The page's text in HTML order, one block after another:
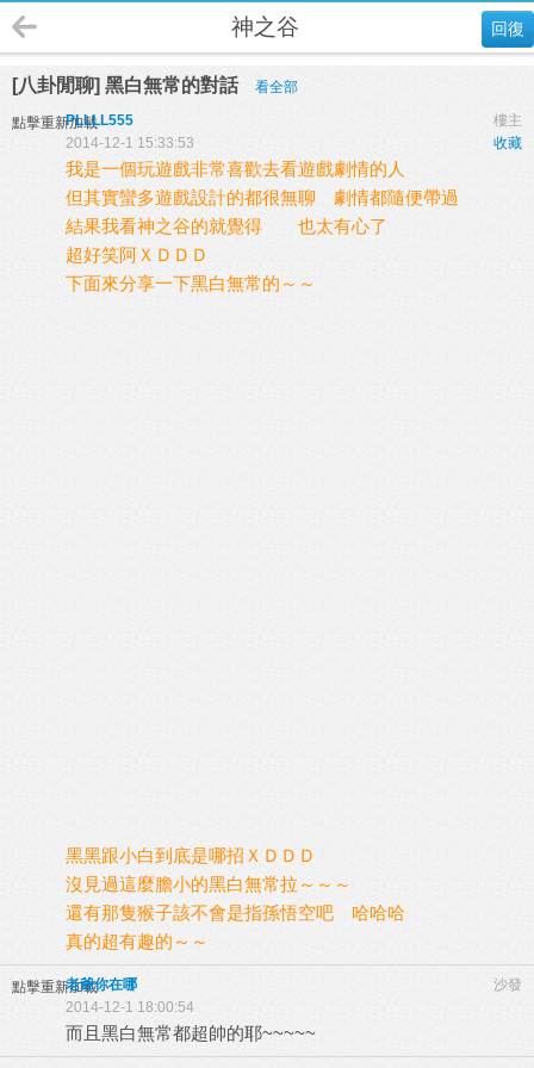
回復
神之谷
[八卦閒聊] 黑白無常的對話 看全部
點擊重新加載 樓主
PLLLL555
收藏
2014-12-1 15:33:53
我是一個玩遊戲非常喜歡去看遊戲劇情的人
但其實蠻多遊戲設計的都很無聊 劇情都隨便帶過
結果我看神之谷的就覺得 也太有心了
超好笑阿ＸＤＤＤ
下面來分享一下黑白無常的～～
黑黑跟小白到底是哪招ＸＤＤＤ
沒見過這麼膽小的黑白無常拉～～～
還有那隻猴子該不會是指孫悟空吧 哈哈哈
真的超有趣的～～
點擊重新加載 沙發
老爺你在哪
2014-12-1 18:00:54
而且黑白無常都超帥的耶~~~~~